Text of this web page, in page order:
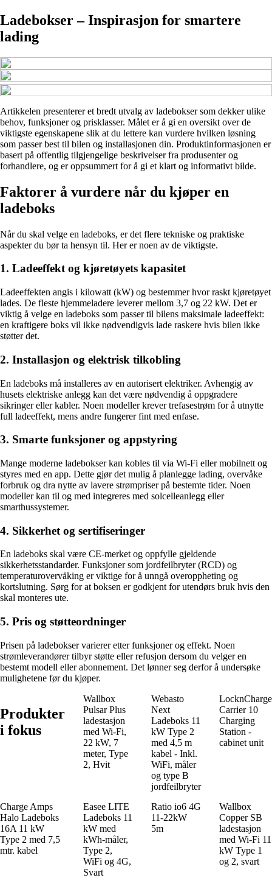
Ladebokser – Inspirasjon for smartere
lading
Artikkelen presenterer et bredt utvalg av ladebokser som dekker ulike
behov, funksjoner og prisklasser. Målet er å gi en oversikt over de
viktigste egenskapene slik at du lettere kan vurdere hvilken løsning
som passer best til bilen og installasjonen din. Produktinformasjonen er
basert på offentlig tilgjengelige beskrivelser fra produsenter og
forhandlere, og er oppsummert for å gi et klart og informativt bilde.
Faktorer å vurdere når du kjøper en
ladeboks
Når du skal velge en ladeboks, er det flere tekniske og praktiske
aspekter du bør ta hensyn til. Her er noen av de viktigste.
1. Ladeeffekt og kjøretøyets kapasitet
Ladeeffekten angis i kilowatt (kW) og bestemmer hvor raskt kjøretøyet
lades. De fleste hjemmeladere leverer mellom 3,7 og 22 kW. Det er
viktig å velge en ladeboks som passer til bilens maksimale ladeeffekt:
en kraftigere boks vil ikke nødvendigvis lade raskere hvis bilen ikke
støtter det.
2. Installasjon og elektrisk tilkobling
En ladeboks må installeres av en autorisert elektriker. Avhengig av
husets elektriske anlegg kan det være nødvendig å oppgradere
sikringer eller kabler. Noen modeller krever trefasestrøm for å utnytte
full ladeeffekt, mens andre fungerer fint med enfase.
3. Smarte funksjoner og appstyring
Mange moderne ladebokser kan kobles til via Wi-Fi eller mobilnett og
styres med en app. Dette gjør det mulig å planlegge lading, overvåke
forbruk og dra nytte av lavere strømpriser på bestemte tider. Noen
modeller kan til og med integreres med solcelleanlegg eller
smarthussystemer.
4. Sikkerhet og sertifiseringer
En ladeboks skal være CE-merket og oppfylle gjeldende
sikkerhetsstandarder. Funksjoner som jordfeilbryter (RCD) og
temperaturovervåking er viktige for å unngå overoppheting og
kortslutning. Sørg for at boksen er godkjent for utendørs bruk hvis den
skal monteres ute.
5. Pris og støtteordninger
Prisen på ladebokser varierer etter funksjoner og effekt. Noen
strømleverandører tilbyr støtte eller refusjon dersom du velger en
bestemt modell eller abonnement. Det lønner seg derfor å undersøke
mulighetene før du kjøper.
Produkter
i fokus
Wallbox
Pulsar Plus
ladestasjon
med Wi-Fi,
22 kW, 7
meter, Type
2, Hvit
Webasto
Next
Ladeboks 11
kW Type 2
med 4,5 m
kabel - Inkl.
WiFi, måler
og type B
jordfeilbryter
LocknCharge
Carrier 10
Charging
Station -
cabinet unit
Charge Amps
Halo Ladeboks
16A 11 kW
Type 2 med 7,5
mtr. kabel
Easee LITE
Ladeboks 11
kW med
kWh-måler,
Type 2,
WiFi og 4G,
Svart
Ratio io6 4G
11-22kW
5m
Wallbox
Copper SB
ladestasjon
med Wi-Fi 11
kW Type 1
og 2, svart